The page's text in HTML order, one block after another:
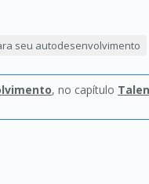
seu autodesenvolvimento
, no capítulo